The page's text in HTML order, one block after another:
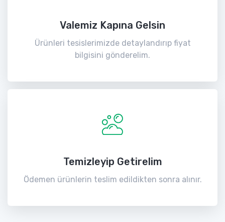
Valemiz Kapına Gelsin
Ürünleri tesislerimizde detaylandırıp fiyat
bilgisini gönderelim.
Temizleyip Getirelim
Ödemen ürünlerin teslim edildikten sonra alınır.